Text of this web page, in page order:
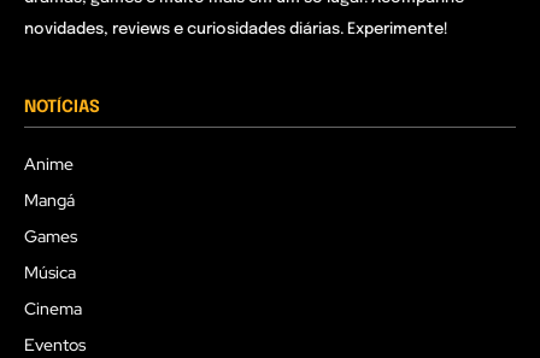
novidades, reviews e curiosidades diárias. Experimente!
NOTÍCIAS
Anime
Mangá
Games
Música
Cinema
Eventos